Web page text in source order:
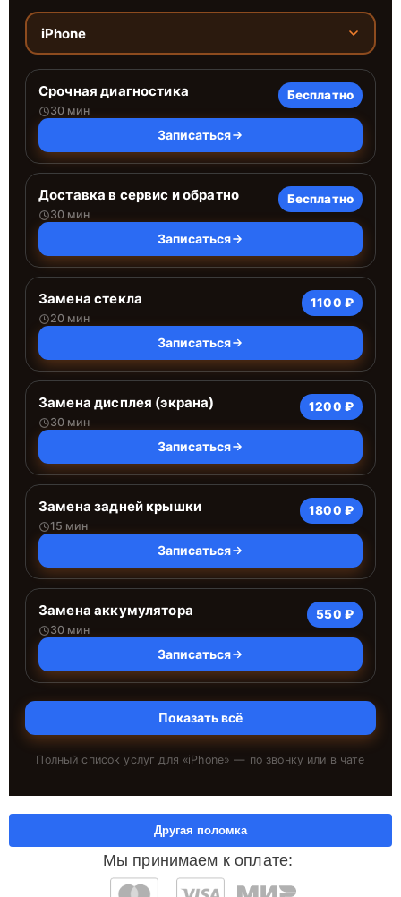
iPhone
Срочная диагностика
30 мин
Бесплатно
Записаться
Доставка в сервис и обратно
30 мин
Бесплатно
Записаться
Замена стекла
20 мин
1100 ₽
Записаться
Замена дисплея (экрана)
30 мин
1200 ₽
Записаться
Замена задней крышки
15 мин
1800 ₽
Записаться
Замена аккумулятора
30 мин
550 ₽
Записаться
Показать всё
Полный список услуг для «iPhone» — по звонку или в чате
Мы принимаем к оплате:
Другая поломка